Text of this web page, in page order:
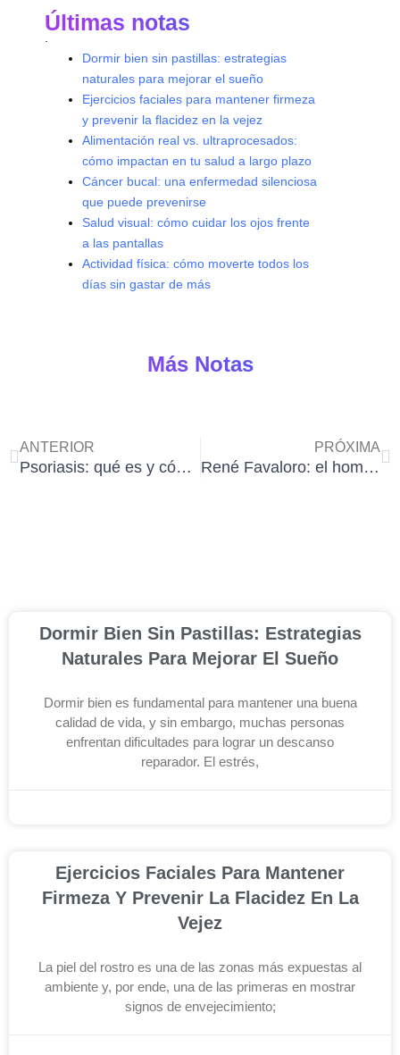
Últimas notas
Dormir bien sin pastillas: estrategias
naturales para mejorar el sueño
Ejercicios faciales para mantener firmeza
y prevenir la flacidez en la vejez
Alimentación real vs. ultraprocesados:
cómo impactan en tu salud a largo plazo
Cáncer bucal: una enfermedad silenciosa
que puede prevenirse
Salud visual: cómo cuidar los ojos frente
a las pantallas
Actividad física: cómo moverte todos los
días sin gastar de más
Más Notas
ANTERIOR
Psoriasis: qué es y cómo se trata esta afección de la piel
PRÓXIMA
René Favaloro: el hombre que inventó el Bypass y salvó millones de vidas
Dormir Bien Sin Pastillas: Estrategias
Naturales Para Mejorar El Sueño
Dormir bien es fundamental para mantener una buena
calidad de vida, y sin embargo, muchas personas
enfrentan dificultades para lograr un descanso
reparador. El estrés,
Ejercicios Faciales Para Mantener
Firmeza Y Prevenir La Flacidez En La
Vejez
La piel del rostro es una de las zonas más expuestas al
ambiente y, por ende, una de las primeras en mostrar
signos de envejecimiento;